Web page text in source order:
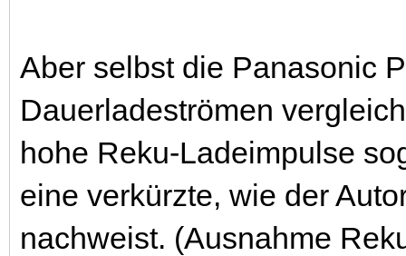
Aber selbst die Panasonic
Dauerladeströmen
hohe Reku-Ladeimpulse
eine verkürzte, wie der
nachweist. (Ausnahme